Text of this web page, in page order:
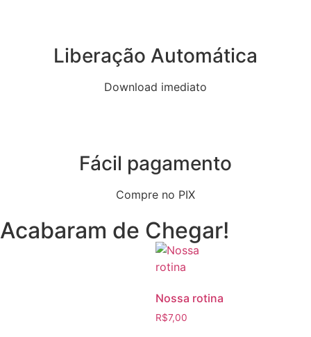
Liberação Automática
Download imediato
Fácil pagamento
Compre no PIX
Acabaram de Chegar!
Nossa rotina
R$7,00